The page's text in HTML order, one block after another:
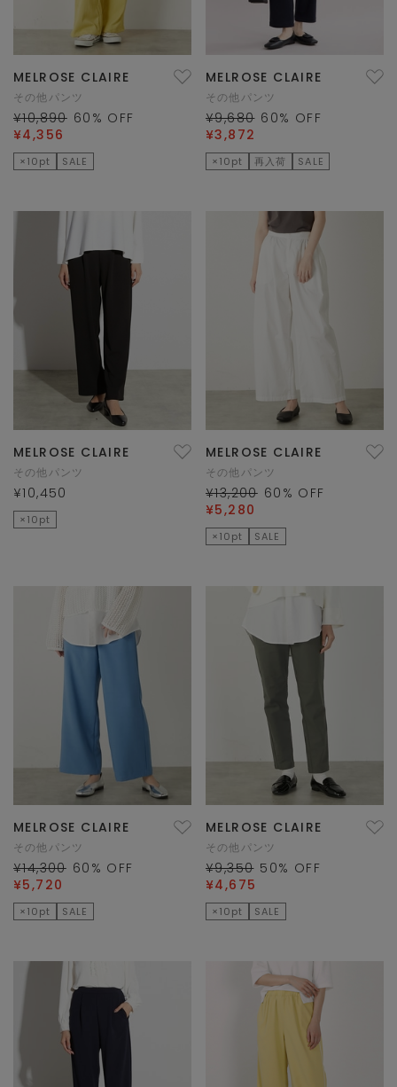
MELROSE CLAIRE
その他パンツ
¥10,890 60 % OFF
¥4,356
×10pt SALE
MELROSE CLAIRE
その他パンツ
¥9,680 60% OFF
¥3,872
×10pt 再入荷 SALE
MELROSE CLAIRE
その他パンツ
¥10,450
×10pt
MELROSE CLAIRE
その他パンツ
¥13,200 60 % OFF
¥5,280
×10pt SALE
MELROSE CLAIRE
その他パンツ
¥14,300 60 % OFF
¥5,720
×10pt SALE
MELROSE CLAIRE
その他パンツ
¥9,350 50% OFF
¥4,675
×10pt SALE